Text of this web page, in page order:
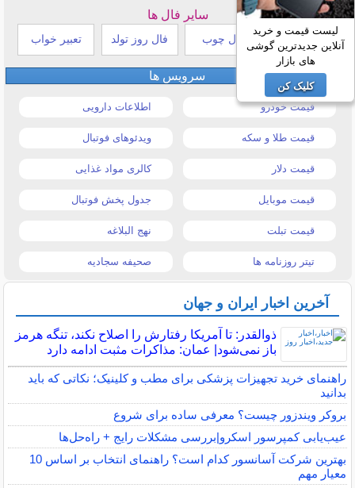
سایر فال ها
طالع بینی هندی فال چوب فال روز تولد تعبیر خواب
سرویس ها
قیمت خودرو اطلاعات دارویی
قیمت طلا و سکه ویدئوهای فوتبال
قیمت دلار کالری مواد غذایی
قیمت موبایل جدول پخش فوتبال
قیمت تبلت نهج البلاغه
تیتر روزنامه ها صحیفه سجادیه
آخرین اخبار ایران و جهان
ذوالقدر: تا آمریکا رفتارش را اصلاح نکند، تنگه هرمز
باز نمی‌شود| عمان: مذاکرات مثبت ادامه دارد
راهنمای خرید تجهیزات پزشکی برای مطب و کلینیک؛ نکاتی که باید
بدانید
بروکر ویندزور چیست؟ معرفی ساده برای شروع
عیب‌یابی کمپرسور اسکرو|بررسی مشکلات رایج + راه‌حل‌ها
بهترین شرکت آسانسور کدام است؟ راهنمای انتخاب بر اساس 10
معیار مهم
لیست قیمت و خرید
آنلاین جدیدترین گوشی
های بازار
کلیک کن